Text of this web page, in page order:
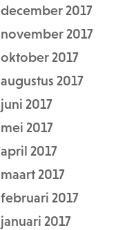
december 2017
november 2017
oktober 2017
augustus 2017
juni 2017
mei 2017
april 2017
maart 2017
februari 2017
januari 2017